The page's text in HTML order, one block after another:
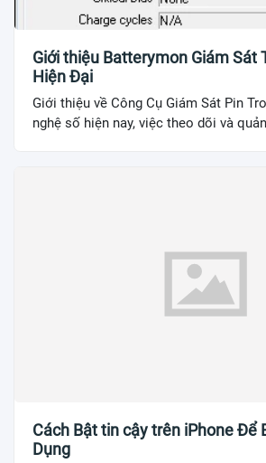
Giới thiệu Batterymon Giám Sát
Hiện Đại
Giới thiệu về Công Cụ Giám Sát Pin
nghệ số hiện nay, việc theo dõi và
Cách Bật tin cậy trên iPhone Để
Dụng